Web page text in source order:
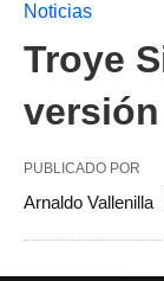
Noticias
Troye
versión
PUBLICADO POR
Arnaldo Vallenilla